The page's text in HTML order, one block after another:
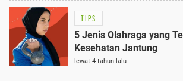
TIPS
5 Jenis Olahraga yang
Kesehatan Jantung
lewat 4 tahun lalu